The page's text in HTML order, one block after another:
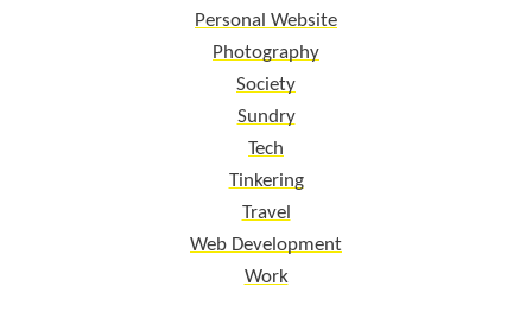
Personal Website
Photography
Society
Sundry
Tech
Tinkering
Travel
Web Development
Work